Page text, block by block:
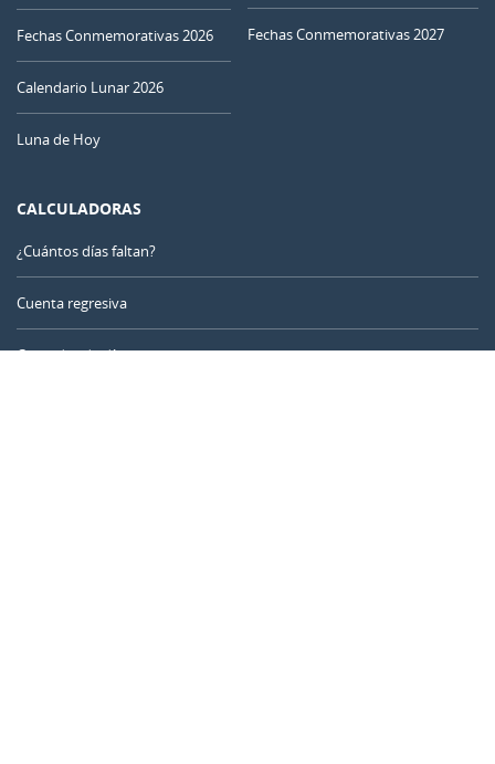
Fechas Conmemorativas 2026
Calendario Lunar 2026
Luna de Hoy
Fechas Conmemorativas 2027
CALCULADORAS
¿Cuántos días faltan?
Cuenta regresiva
Contador de días